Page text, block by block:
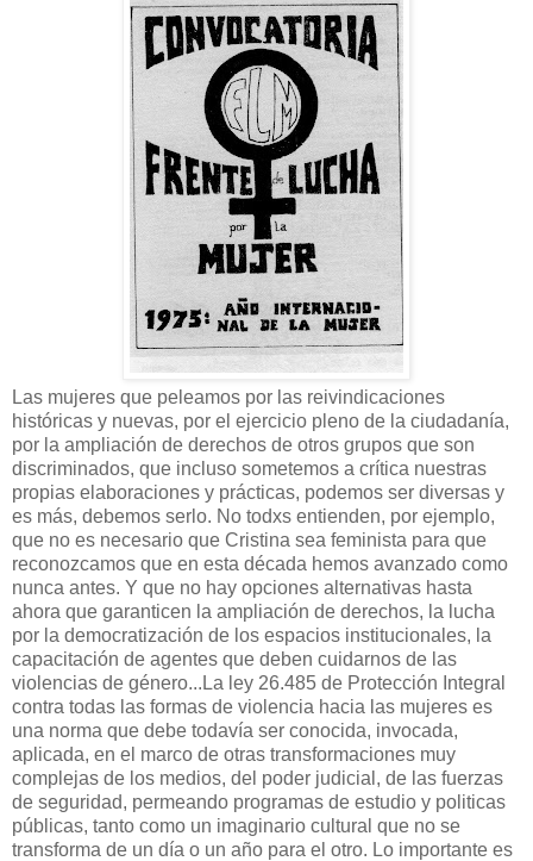
Las mujeres que peleamos por las reivindicaciones
históricas y nuevas, por el ejercicio pleno de la ciudadanía,
por la ampliación de derechos de otros grupos que son
discriminados, que incluso sometemos a crítica nuestras
propias elaboraciones y prácticas, podemos ser diversas y
es más, debemos serlo. No todxs entienden, por ejemplo,
que no es necesario que Cristina sea feminista para que
reconozcamos que en esta década hemos avanzado como
nunca antes. Y que no hay opciones alternativas hasta
ahora que garanticen la ampliación de derechos, la lucha
por la democratización de los espacios institucionales, la
capacitación de agentes que deben cuidarnos de las
violencias de género...La ley 26.485 de Protección Integral
contra todas las formas de violencia hacia las mujeres es
una norma que debe todavía ser conocida, invocada,
aplicada, en el marco de otras transformaciones muy
complejas de los medios, del poder judicial, de las fuerzas
de seguridad, permeando programas de estudio y politicas
públicas, tanto como un imaginario cultural que no se
transforma de un día o un año para el otro. Lo importante es